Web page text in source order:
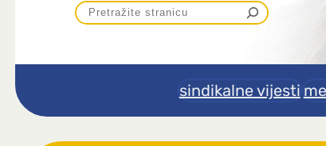
P
r
sindikalne vijesti